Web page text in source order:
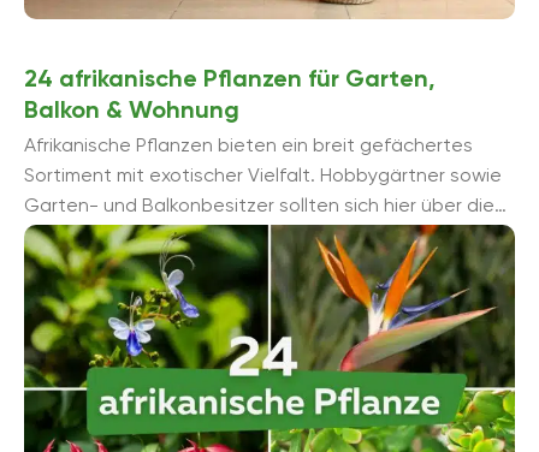
24 afrikanische Pflanzen für Garten,
Balkon & Wohnung
Afrikanische Pflanzen bieten ein breit gefächertes
Sortiment mit exotischer Vielfalt. Hobbygärtner sowie
Garten- und Balkonbesitzer sollten sich hier über die
24 besten und beliebtesten Exemplare informieren.